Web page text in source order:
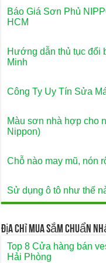
Báo Giá Sơn Phủ
HCM
Hướng dẫn thủ tục đổi
Minh
Công Ty Uy Tín Sửa
Màu sơn nhà hợp cho
Nippon)
Chỗ nào may mũ, nón
Sử dụng ô tô như thế
Địa Chỉ Mua Sắm Chuẩn
Top 8 Cửa hàng bán
Hải Phòng